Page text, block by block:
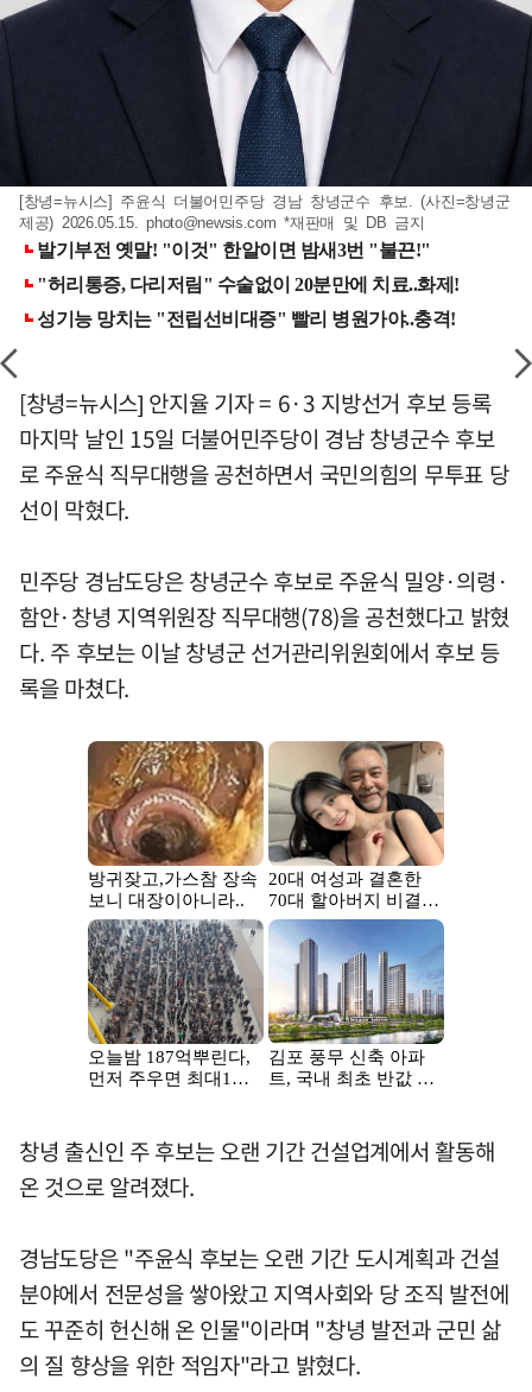
[창녕=뉴시스] 주윤식 더불어민주당 경남 창녕군수 후보. (사진=창녕군
제공) 2026.05.15.photo@newsis.com *재판매 및 DB 금지
[창녕=뉴시스] 안지율 기자 = 6·3 지방선거 후보 등록
마지막 날인 15일 더불어민주당이 경남 창녕군수 후보
로 주윤식 직무대행을 공천하면서 국민의힘의 무투표 당
선이 막혔다.
민주당 경남도당은 창녕군수 후보로 주윤식 밀양·의령·
함안·창녕 지역위원장 직무대행(78)을 공천했다고 밝혔
다. 주 후보는 이날 창녕군 선거관리위원회에서 후보 등
록을 마쳤다.
창녕 출신인 주 후보는 오랜 기간 건설업계에서 활동해
온 것으로 알려졌다.
경남도당은 "주윤식 후보는 오랜 기간 도시계획과 건설
분야에서 전문성을 쌓아왔고 지역사회와 당 조직 발전에
도 꾸준히 헌신해 온 인물"이라며 "창녕 발전과 군민 삶
의 질 향상을 위한 적임자"라고 밝혔다.